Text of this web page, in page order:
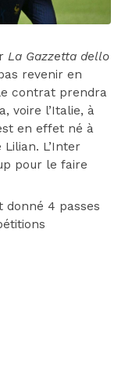
La Gazzetta dello
revenir en
le contrat prendra
voire l’Italie, à
en effet né à
L’Inter
pour le faire
donné 4 passes